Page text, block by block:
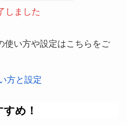
しました
使い方や設定はこちらをご
方と設定
め！